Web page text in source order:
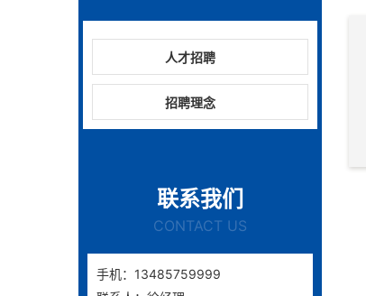
人才招聘
招聘理念
联系我们
CONTACT US
手机：13485759999